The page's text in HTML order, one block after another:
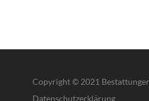
Copyright © 2021
Datenschutzerklärung